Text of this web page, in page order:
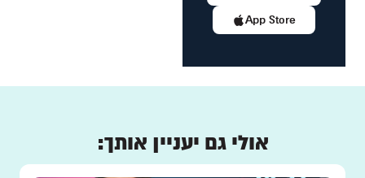
App Store
אולי גם יעניין אותך: